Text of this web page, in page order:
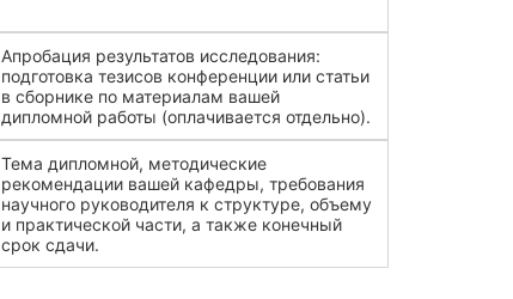
Апробация результатов исследования:
подготовка тезисов конференции или статьи
в сборнике по материалам вашей
дипломной работы (оплачивается отдельно).
Тема дипломной, методические
рекомендации вашей кафедры, требования
научного руководителя к структуре, объему
и практической части, а также конечный
срок сдачи.